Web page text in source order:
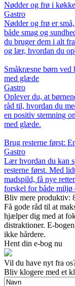
Nødder og frø i
Gastro
Nødder og frø er
både smag og
du bruger dem i alt
og lær, hvordan du
Småkræsne børn ved
med glæde
Gastro
Oplever du, at
råd til, hvordan du
en positiv stemning
med glæde.
Brug resterne først:
Gastro
Lær hvordan du kan
resterne først. Med
madspild, få nye
forskel for både miljø
Bliv mere produktiv:
Få gode råd til at
hjælper dig med at
distraktioner. E-
ikke hårdere.
Hent din e-bog nu
Vil du have nyt fra
Bliv klogere med et